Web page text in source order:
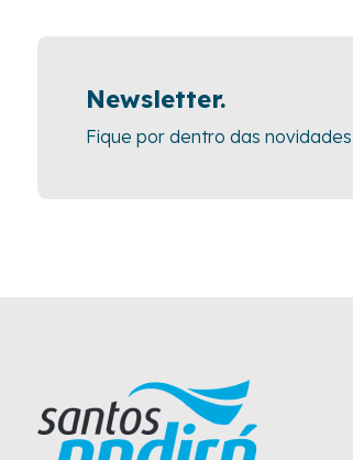
Newsletter.
Fique por dentro das novidades